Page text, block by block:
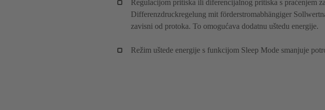
Regulacijom pritiska ili diferencijalnog pritiska s praćenjem
Differenzdruckregelung mit förderstromabhängiger
zavisni od protoka. To omogućava dodatnu uštedu energije.
Režim uštede energije s funkcijom Sleep Mode smanjuje